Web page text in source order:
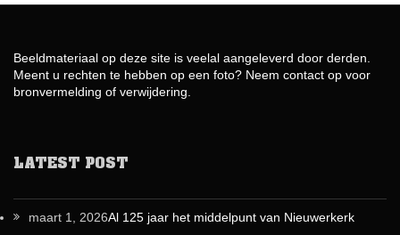
Beeldmateriaal op deze site is veelal aangeleverd door derden.
Meent u rechten te hebben op een foto? Neem contact op voor
bronvermelding of verwijdering.
LATEST POST
Al 125 jaar het middelpunt van Nieuwerkerk
maart 1, 2026